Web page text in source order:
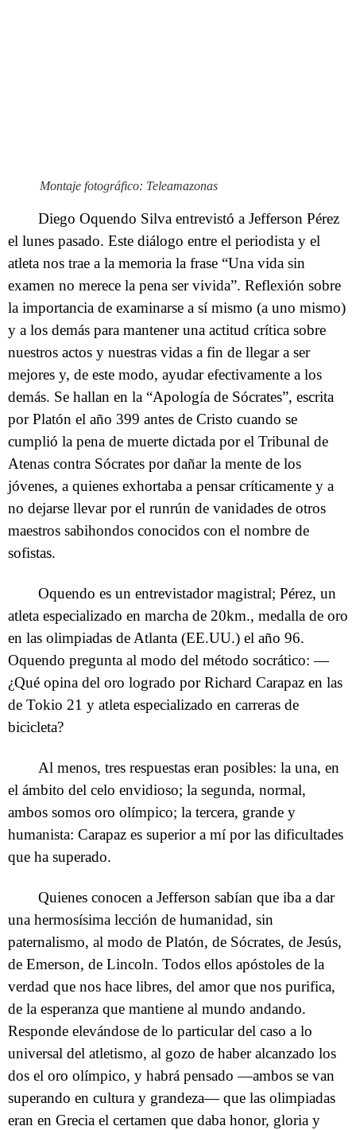
Montaje fotográfico: Teleamazonas
Diego Oquendo Silva entrevistó a Jefferson Pérez
el lunes pasado. Este diálogo entre el periodista y el
atleta nos trae a la memoria la frase “Una vida sin
examen no merece la pena ser vivida”. Reflexión sobre
la importancia de examinarse a sí mismo (a uno mismo)
y a los demás para mantener una actitud crítica sobre
nuestros actos y nuestras vidas a fin de llegar a ser
mejores y, de este modo, ayudar efectivamente a los
demás. Se hallan en la “Apología de Sócrates”, escrita
por Platón el año 399 antes de Cristo cuando se
cumplió la pena de muerte dictada por el Tribunal de
Atenas contra Sócrates por dañar la mente de los
jóvenes, a quienes exhortaba a pensar críticamente y a
no dejarse llevar por el runrún de vanidades de otros
maestros sabihondos conocidos con el nombre de
sofistas.
Oquendo es un entrevistador magistral; Pérez, un
atleta especializado en marcha de 20km., medalla de oro
en las olimpiadas de Atlanta (EE.UU.) el año 96.
Oquendo pregunta al modo del método socrático: —
¿Qué opina del oro logrado por Richard Carapaz en las
de Tokio 21 y atleta especializado en carreras de
bicicleta?
Al menos, tres respuestas eran posibles: la una, en
el ámbito del celo envidioso; la segunda, normal,
ambos somos oro olímpico; la tercera, grande y
humanista: Carapaz es superior a mí por las dificultades
que ha superado.
Quienes conocen a Jefferson sabían que iba a dar
una hermosísima lección de humanidad, sin
paternalismo, al modo de Platón, de Sócrates, de Jesús,
de Emerson, de Lincoln. Todos ellos apóstoles de la
verdad que nos hace libres, del amor que nos purifica,
de la esperanza que mantiene al mundo andando.
Responde elevándose de lo particular del caso a lo
universal del atletismo, al gozo de haber alcanzado los
dos el oro olímpico, y habrá pensado —ambos se van
superando en cultura y grandeza— que las olimpiadas
eran en Grecia el certamen que daba honor, gloria y